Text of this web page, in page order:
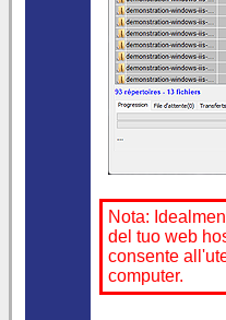
Nota:
del tuo web
consente
computer.